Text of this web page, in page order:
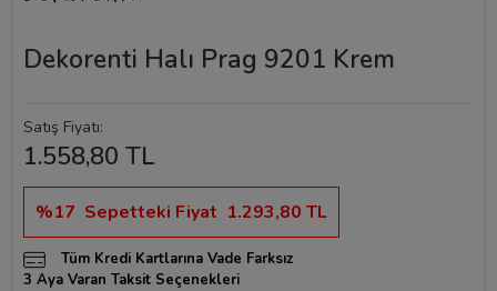
Dekorenti Halı Prag 9201 Krem
Satış Fiyatı:
1.558,80 TL
%17 Sepetteki Fiyat 1.293,80 TL
Tüm Kredi Kartlarına Vade Farksız
3 Aya Varan Taksit Seçenekleri